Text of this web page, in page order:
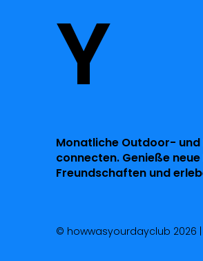
Y
Monatliche Outdoor- und
connecten. Genieße
Freundschaften und
© howwasyourdayclub 2026 |